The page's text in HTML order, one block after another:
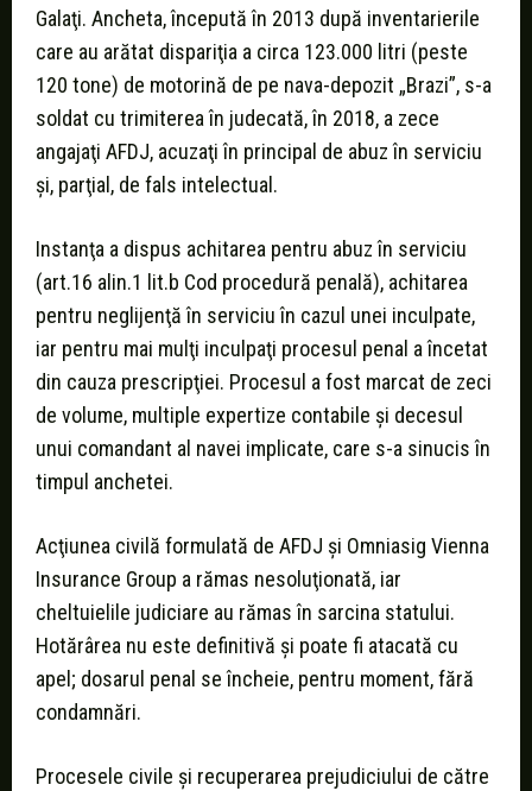
Galaţi. Ancheta, începută în 2013 după inventarierile
care au arătat dispariţia a circa 123.000 litri (peste
120 tone) de motorină de pe nava-depozit „Brazi”, s-a
soldat cu trimiterea în judecată, în 2018, a zece
angajaţi AFDJ, acuzaţi în principal de abuz în serviciu
şi, parţial, de fals intelectual.
Instanţa a dispus achitarea pentru abuz în serviciu
(art.16 alin.1 lit.b Cod procedură penală), achitarea
pentru neglijenţă în serviciu în cazul unei inculpate,
iar pentru mai mulţi inculpaţi procesul penal a încetat
din cauza prescripţiei. Procesul a fost marcat de zeci
de volume, multiple expertize contabile şi decesul
unui comandant al navei implicate, care s-a sinucis în
timpul anchetei.
Acţiunea civilă formulată de AFDJ şi Omniasig Vienna
Insurance Group a rămas nesoluţionată, iar
cheltuielile judiciare au rămas în sarcina statului.
Hotărârea nu este definitivă şi poate fi atacată cu
apel; dosarul penal se încheie, pentru moment, fără
condamnări.
Procesele civile şi recuperarea prejudiciului de către